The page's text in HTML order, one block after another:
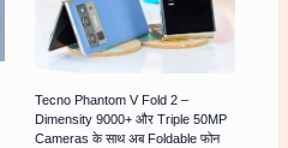
Tecno Phantom V Fold 2 –
Dimensity 9000+ और Triple 50MP
Cameras के साथ अब Foldable फोन